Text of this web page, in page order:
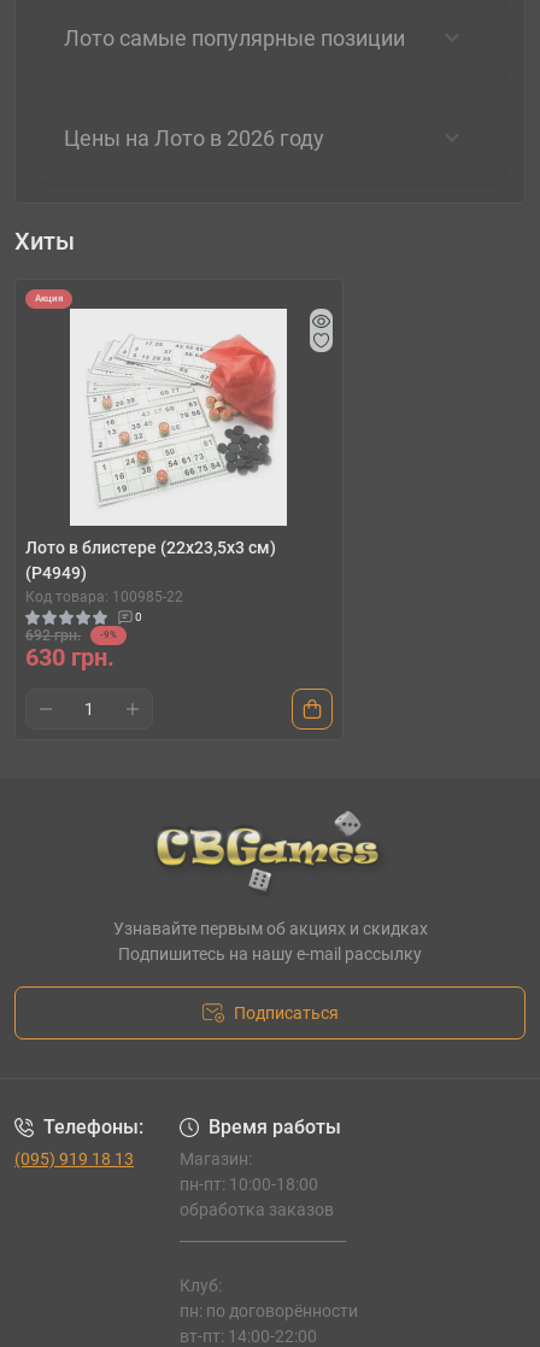
Лото самые популярные позиции
Цены на Лото в 2026 году
Хиты
Акция
Лото в блистере (22х23,5х3 см)
(P4949)
Код товара: 100985-22
0
692 грн. -9%
630 грн.
Узнавайте первым об акциях и скидках
Подпишитесь на нашу e-mail рассылку
Подписаться
Телефоны:
(095) 919 18 13
Время работы
Магазин:
пн-пт: 10:00-18:00
обработка заказов
Клуб:
пн: по договорённости
вт-пт: 14:00-22:00